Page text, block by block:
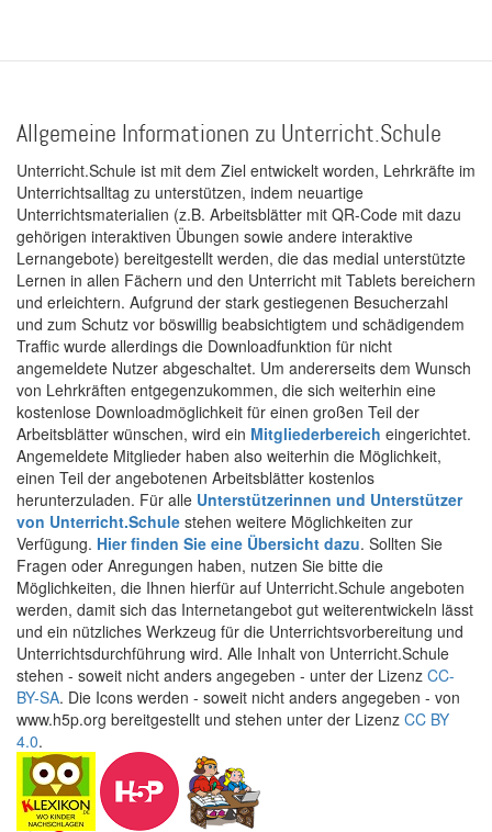
Allgemeine Informationen zu Unterricht.Schule
Unterricht.Schule ist mit dem Ziel entwickelt worden, Lehrkräfte im
Unterrichtsalltag zu unterstützen, indem neuartige
Unterrichtsmaterialien (z.B. Arbeitsblätter mit QR-Code mit dazu
gehörigen interaktiven Übungen sowie andere interaktive
Lernangebote) bereitgestellt werden, die das medial unterstützte
Lernen in allen Fächern und den Unterricht mit Tablets bereichern
und erleichtern. Aufgrund der stark gestiegenen Besucherzahl
und zum Schutz vor böswillig beabsichtigtem und schädigendem
Traffic wurde allerdings die Downloadfunktion für nicht
angemeldete Nutzer abgeschaltet. Um andererseits dem Wunsch
von Lehrkräften entgegenzukommen, die sich weiterhin eine
kostenlose Downloadmöglichkeit für einen großen Teil der
Arbeitsblätter wünschen, wird ein Mitgliederbereich eingerichtet.
Angemeldete Mitglieder haben also weiterhin die Möglichkeit,
einen Teil der angebotenen Arbeitsblätter kostenlos
herunterzuladen. Für alle Unterstützerinnen und Unterstützer
von Unterricht.Schule stehen weitere Möglichkeiten zur
Verfügung. Hier finden Sie eine Übersicht dazu. Sollten Sie
Fragen oder Anregungen haben, nutzen Sie bitte die
Möglichkeiten, die Ihnen hierfür auf Unterricht.Schule angeboten
werden, damit sich das Internetangebot gut weiterentwickeln lässt
und ein nützliches Werkzeug für die Unterrichtsvorbereitung und
Unterrichtsdurchführung wird. Alle Inhalt von Unterricht.Schule
stehen - soweit nicht anders angegeben - unter der Lizenz CC-
BY-SA. Die Icons werden - soweit nicht anders angegeben - von
www.h5p.org bereitgestellt und stehen unter der Lizenz CC BY
4.0.